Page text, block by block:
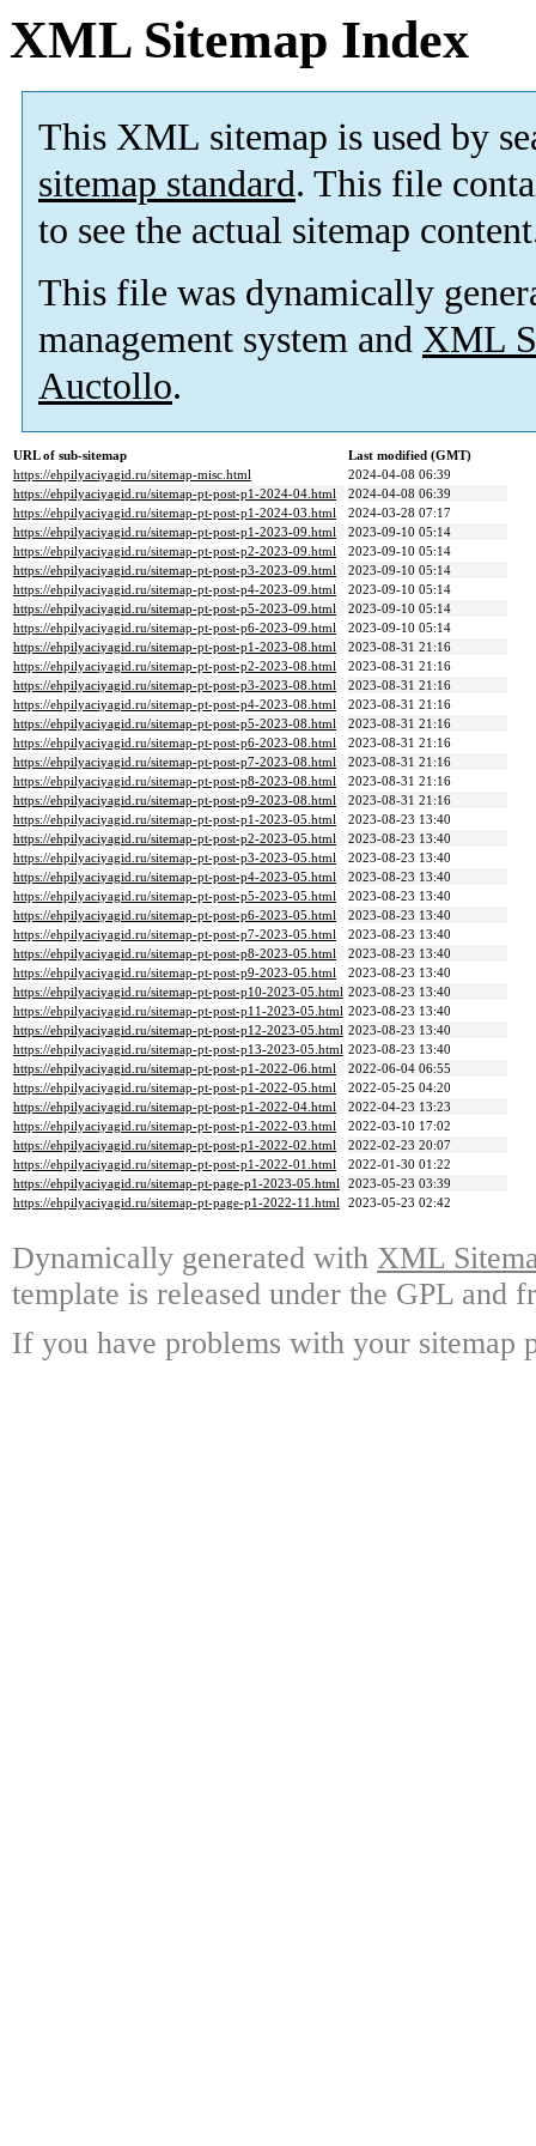
XML Sitemap Index
This XML sitemap is used by
sitemap standard. This file
to see the actual sitemap
This file was dynamically
management system and XML
Auctollo.
URL of sub-sitemap
Last modified (GMT)
https://ehpilyaciyagid.ru/sitemap-misc.html
2024-04-08 06:39
https://ehpilyaciyagid.ru/sitemap-pt-post-p1-2024-04.html
2024-04-08 06:39
https://ehpilyaciyagid.ru/sitemap-pt-post-p1-2024-03.html
2024-03-28 07:17
https://ehpilyaciyagid.ru/sitemap-pt-post-p1-2023-09.html
2023-09-10 05:14
https://ehpilyaciyagid.ru/sitemap-pt-post-p2-2023-09.html
2023-09-10 05:14
https://ehpilyaciyagid.ru/sitemap-pt-post-p3-2023-09.html
2023-09-10 05:14
https://ehpilyaciyagid.ru/sitemap-pt-post-p4-2023-09.html
2023-09-10 05:14
https://ehpilyaciyagid.ru/sitemap-pt-post-p5-2023-09.html
2023-09-10 05:14
https://ehpilyaciyagid.ru/sitemap-pt-post-p6-2023-09.html
2023-09-10 05:14
https://ehpilyaciyagid.ru/sitemap-pt-post-p1-2023-08.html
2023-08-31 21:16
https://ehpilyaciyagid.ru/sitemap-pt-post-p2-2023-08.html
2023-08-31 21:16
https://ehpilyaciyagid.ru/sitemap-pt-post-p3-2023-08.html
2023-08-31 21:16
https://ehpilyaciyagid.ru/sitemap-pt-post-p4-2023-08.html
2023-08-31 21:16
https://ehpilyaciyagid.ru/sitemap-pt-post-p5-2023-08.html
2023-08-31 21:16
https://ehpilyaciyagid.ru/sitemap-pt-post-p6-2023-08.html
2023-08-31 21:16
https://ehpilyaciyagid.ru/sitemap-pt-post-p7-2023-08.html
2023-08-31 21:16
https://ehpilyaciyagid.ru/sitemap-pt-post-p8-2023-08.html
2023-08-31 21:16
https://ehpilyaciyagid.ru/sitemap-pt-post-p9-2023-08.html
2023-08-31 21:16
https://ehpilyaciyagid.ru/sitemap-pt-post-p1-2023-05.html
2023-08-23 13:40
https://ehpilyaciyagid.ru/sitemap-pt-post-p2-2023-05.html
2023-08-23 13:40
https://ehpilyaciyagid.ru/sitemap-pt-post-p3-2023-05.html
2023-08-23 13:40
https://ehpilyaciyagid.ru/sitemap-pt-post-p4-2023-05.html
2023-08-23 13:40
https://ehpilyaciyagid.ru/sitemap-pt-post-p5-2023-05.html
2023-08-23 13:40
https://ehpilyaciyagid.ru/sitemap-pt-post-p6-2023-05.html
2023-08-23 13:40
https://ehpilyaciyagid.ru/sitemap-pt-post-p7-2023-05.html
2023-08-23 13:40
https://ehpilyaciyagid.ru/sitemap-pt-post-p8-2023-05.html
2023-08-23 13:40
https://ehpilyaciyagid.ru/sitemap-pt-post-p9-2023-05.html
2023-08-23 13:40
https://ehpilyaciyagid.ru/sitemap-pt-post-p10-2023-05.html 2023-08-23 13:40
https://ehpilyaciyagid.ru/sitemap-pt-post-p11-2023-05.html 2023-08-23 13:40
https://ehpilyaciyagid.ru/sitemap-pt-post-p12-2023-05.html 2023-08-23 13:40
https://ehpilyaciyagid.ru/sitemap-pt-post-p13-2023-05.html 2023-08-23 13:40
https://ehpilyaciyagid.ru/sitemap-pt-post-p1-2022-06.html
2022-06-04 06:55
https://ehpilyaciyagid.ru/sitemap-pt-post-p1-2022-05.html
2022-05-25 04:20
https://ehpilyaciyagid.ru/sitemap-pt-post-p1-2022-04.html
2022-04-23 13:23
https://ehpilyaciyagid.ru/sitemap-pt-post-p1-2022-03.html
2022-03-10 17:02
https://ehpilyaciyagid.ru/sitemap-pt-post-p1-2022-02.html
2022-02-23 20:07
https://ehpilyaciyagid.ru/sitemap-pt-post-p1-2022-01.html
2022-01-30 01:22
https://ehpilyaciyagid.ru/sitemap-pt-page-p1-2023-05.html 2023-05-23 03:39
https://ehpilyaciyagid.ru/sitemap-pt-page-p1-2022-11.html 2023-05-23 02:42
Dynamically generated with XML
template is released under the GPL and
If you have problems with your sitemap